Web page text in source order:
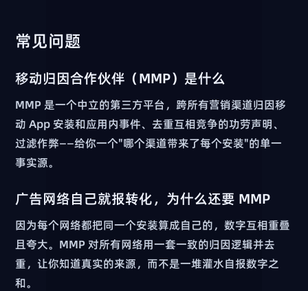
常见问题
移动归因合作伙伴（MMP）是什么
MMP 是一个中立的第三方平台，跨所有营销渠道归因移
动 App 安装和应用内事件、去重互相竞争的功劳声明、
过滤作弊——给你一个"哪个渠道带来了每个安装"的单一
事实源。
广告网络自己就报转化，为什么还要 MMP
因为每个网络都把同一个安装算成自己的，数字互相重叠
且夸大。MMP 对所有网络用一套一致的归因逻辑并去
重，让你知道真实的来源，而不是一堆灌水自报数字之
和。